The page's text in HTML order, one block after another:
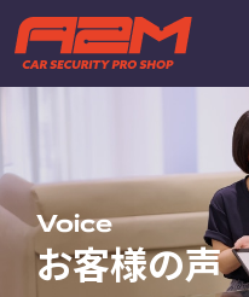
Voice
お客様の声
TOP
ABOUT